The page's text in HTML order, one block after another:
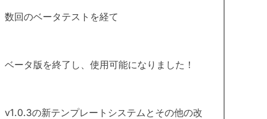
数回のベータテストを経て
ベータ版を終了し、使用可能になりました！
v1.0.3の新テンプレートシステムとその他の改